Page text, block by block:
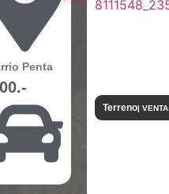
Penta
Terreno| VENTA